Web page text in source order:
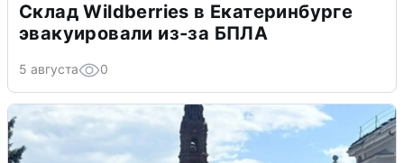
Склад Wildberries в Екатеринбурге
эвакуировали из-за БПЛА
5 августа 0